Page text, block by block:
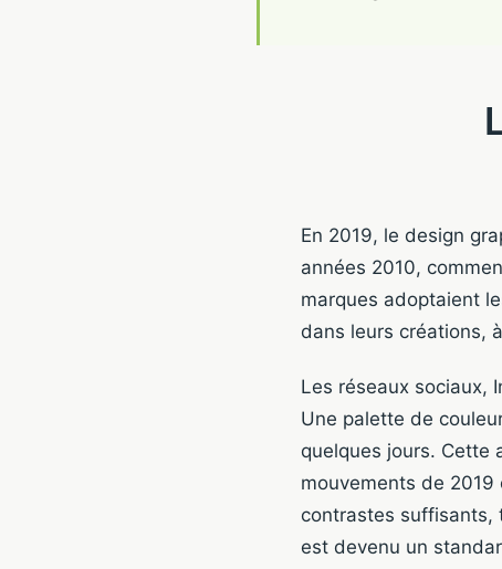
En 2019, le design
années 2010,
marques adoptaient
dans leurs créations,
Les réseaux sociaux,
Une palette de
quelques jours. Cette
mouvements de 2019
contrastes suffisants,
est devenu un